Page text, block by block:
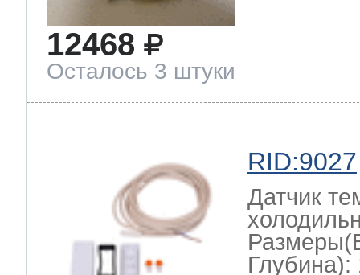
12468
Осталось 3 штуки
RID:9027
Датчик
Глубина):